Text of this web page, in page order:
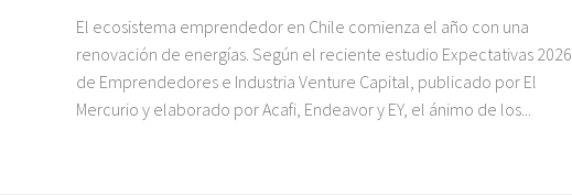
El ecosistema emprendedor en Chile comienza el año con una
renovación de energías. Según el reciente estudio Expectativas 2026
de Emprendedores e Industria Venture Capital, publicado por El
Mercurio y elaborado por Acafi, Endeavor y EY, el ánimo de los...